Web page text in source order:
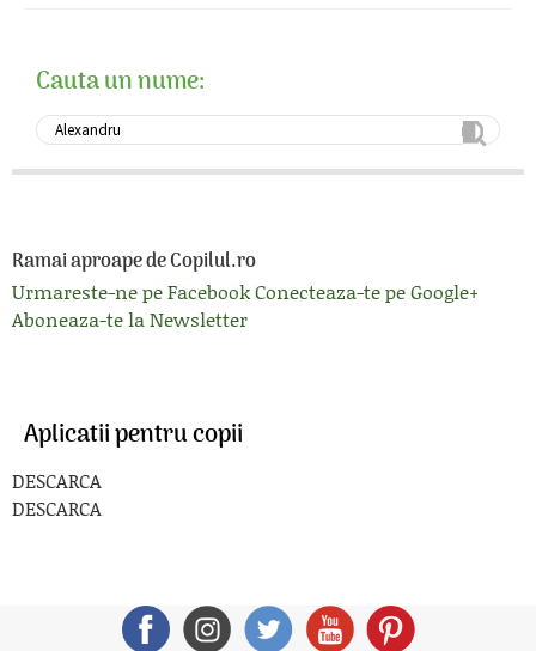
Cauta un nume:
Ramai aproape de Copilul.ro
Urmareste-ne pe FacebookConecteaza-te pe Google+
Aboneaza-te la Newsletter
Aplicatii pentru copii
DESCARCA
DESCARCA